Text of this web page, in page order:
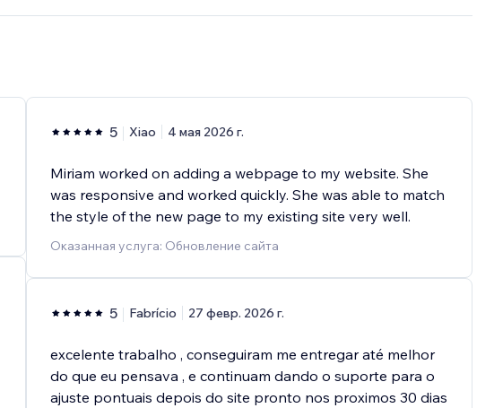
5 Xiao 4 мая 2026 г.
Miriam worked on adding a webpage to my website. She
was responsive and worked quickly. She was able to match
the style of the new page to my existing site very well.
Оказанная услуга: Обновление сайта
5 Fabrício 27 февр. 2026 г.
excelente trabalho , conseguiram me entregar até melhor
do que eu pensava , e continuam dando o suporte para o
ajuste pontuais depois do site pronto nos proximos 30 dias